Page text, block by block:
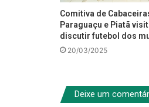
Comitiva de
Paraguaçu e Piatã
discutir futebol dos
20/03/2025
Deixe um